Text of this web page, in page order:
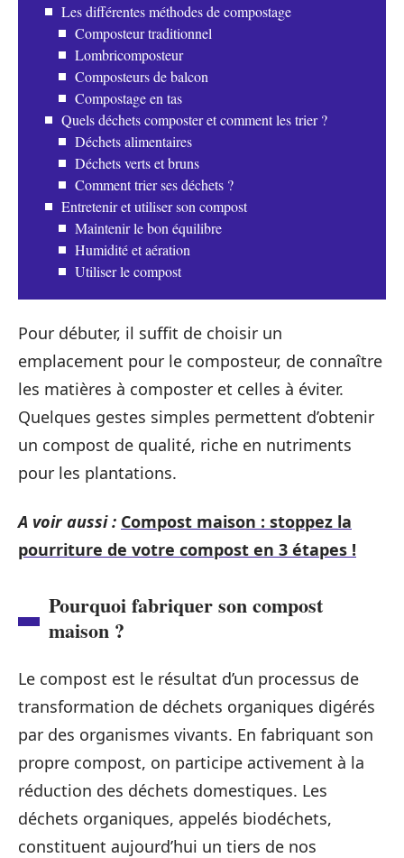
Les différentes méthodes de compostage
Composteur traditionnel
Lombricomposteur
Composteurs de balcon
Compostage en tas
Quels déchets composter et comment les trier ?
Déchets alimentaires
Déchets verts et bruns
Comment trier ses déchets ?
Entretenir et utiliser son compost
Maintenir le bon équilibre
Humidité et aération
Utiliser le compost
Pour débuter, il suffit de choisir un
emplacement pour le composteur, de connaître
les matières à composter et celles à éviter.
Quelques gestes simples permettent d’obtenir
un compost de qualité, riche en nutriments
pour les plantations.
A voir aussi : Compost maison : stoppez la
pourriture de votre compost en 3 étapes !
Pourquoi fabriquer son compost
maison ?
Le compost est le résultat d’un processus de
transformation de déchets organiques digérés
par des organismes vivants. En fabriquant son
propre compost, on participe activement à la
réduction des déchets domestiques. Les
déchets organiques, appelés biodéchets,
constituent aujourd’hui un tiers de nos